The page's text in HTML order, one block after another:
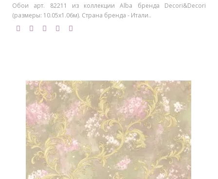
Обои арт. 82211 из коллекции Alba бренда Decori&Decori
(размеры: 10.05х1.06м). Страна бренда - Итали..